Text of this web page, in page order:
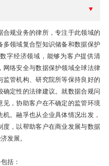
规业务的律所，专注于此领域的
领域复合型知识储备和数据保护
字经济领域，能够为客户提供清
络安全与数据保护领域全球法律
管机构、研究院所等保持良好的
定性的法律建议。就数据合规问
，协助客户在不确定的监管环境
。融孚也从企业具体情况出发，
度，以帮助客户在商业发展与数据
发展。
括：